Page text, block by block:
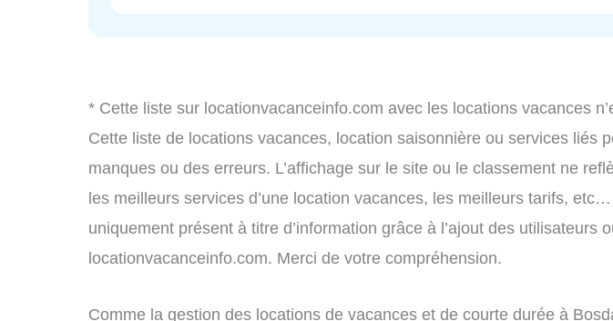
* Cette liste sur locationvacanceinfo.com avec les locations vacances
Cette liste de locations vacances, location saisonnière ou services liés
manques ou des erreurs. L’affichage sur le site ou le classement ne
les meilleurs services d’une location vacances, les meilleurs tarifs,
uniquement présent à titre d’information grâce à l’ajout des utilisateurs
locationvacanceinfo.com. Merci de votre compréhension.
Comme la gestion des locations de vacances et de courte durée à